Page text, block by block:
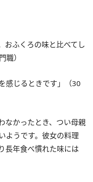
おふくろの味と比べてし
職）
感じるときです」（30
なかったとき、つい母親
ようです。彼女の料理
長年食べ慣れた味には